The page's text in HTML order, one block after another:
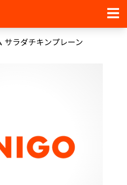
サラダチキンプレーン